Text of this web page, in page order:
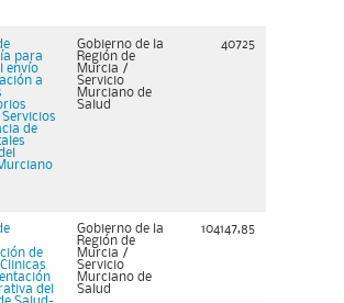
para
envío
a
Servicios
de
Gobierno de la
Región de
Murcia /
Servicio
Murciano de
Salud
40725
de
del
Gobierno de la
Región de
Murcia /
Servicio
Murciano de
Salud
104147,85